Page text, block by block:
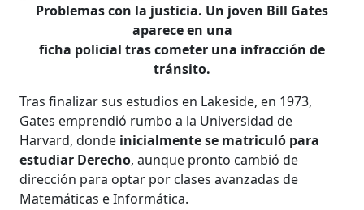
Problemas con la justicia. Un joven Bill Gates
aparece en una
ficha policial tras cometer una infracción de
tránsito.
Tras finalizar sus estudios en Lakeside, en 1973,
Gates emprendió rumbo a la Universidad de
Harvard, donde inicialmente se matriculó para
estudiar Derecho, aunque pronto cambió de
dirección para optar por clases avanzadas de
Matemáticas e Informática.